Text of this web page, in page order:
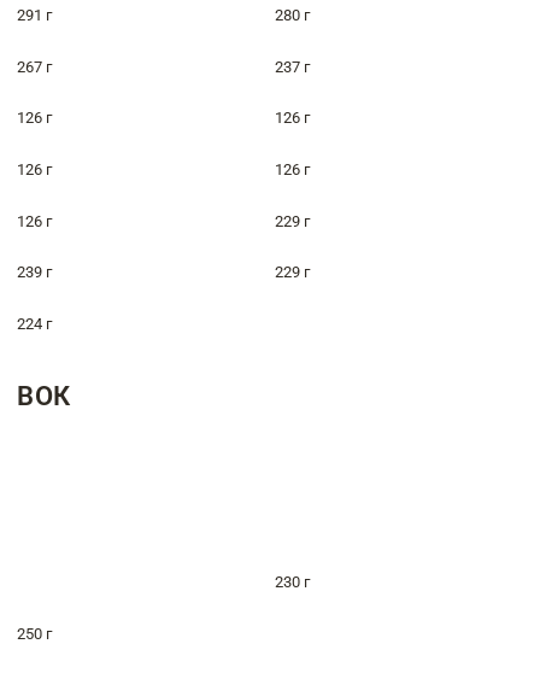
291 г 280 г
267 г 237 г
126 г 126 г
126 г 126 г
126 г 229 г
239 г 229 г
224 г
ВОК
230 г
250 г